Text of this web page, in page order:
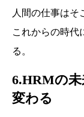
人間の仕事はそ
これからの時代
る。
6.HRMの
変わる